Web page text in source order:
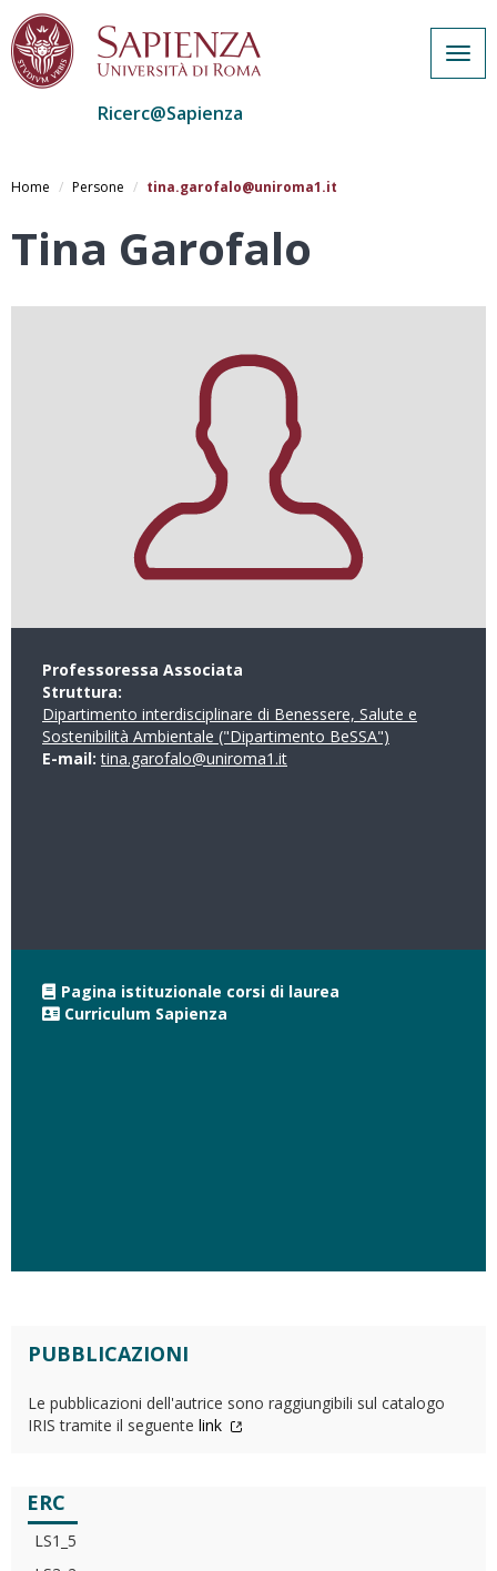
al
principale
Ricerc@Sapienza
Home Persone tina.garofalo@uniroma1.it
Tina Garofalo
Professoressa Associata
Struttura:
Dipartimento interdisciplinare di Benessere, Salute e
Sostenibilità Ambientale ("Dipartimento BeSSA")
E-mail:tina.garofalo@uniroma1.it
Pagina istituzionale corsi di laurea
Curriculum Sapienza
PUBBLICAZIONI
Le pubblicazioni dell'autrice sono raggiungibili sul catalogo
IRIS tramite il seguente link
ERC
LS1_5